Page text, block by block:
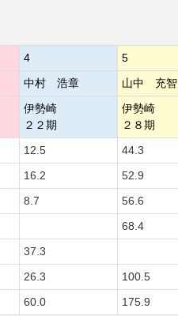
4 5
中村 浩章 山中 充智
伊勢崎
２２期
伊勢崎
２８期
12.5 44.3
16.2 52.9
8.7 56.6
68.4
37.3
26.3 100.5
60.0 175.9